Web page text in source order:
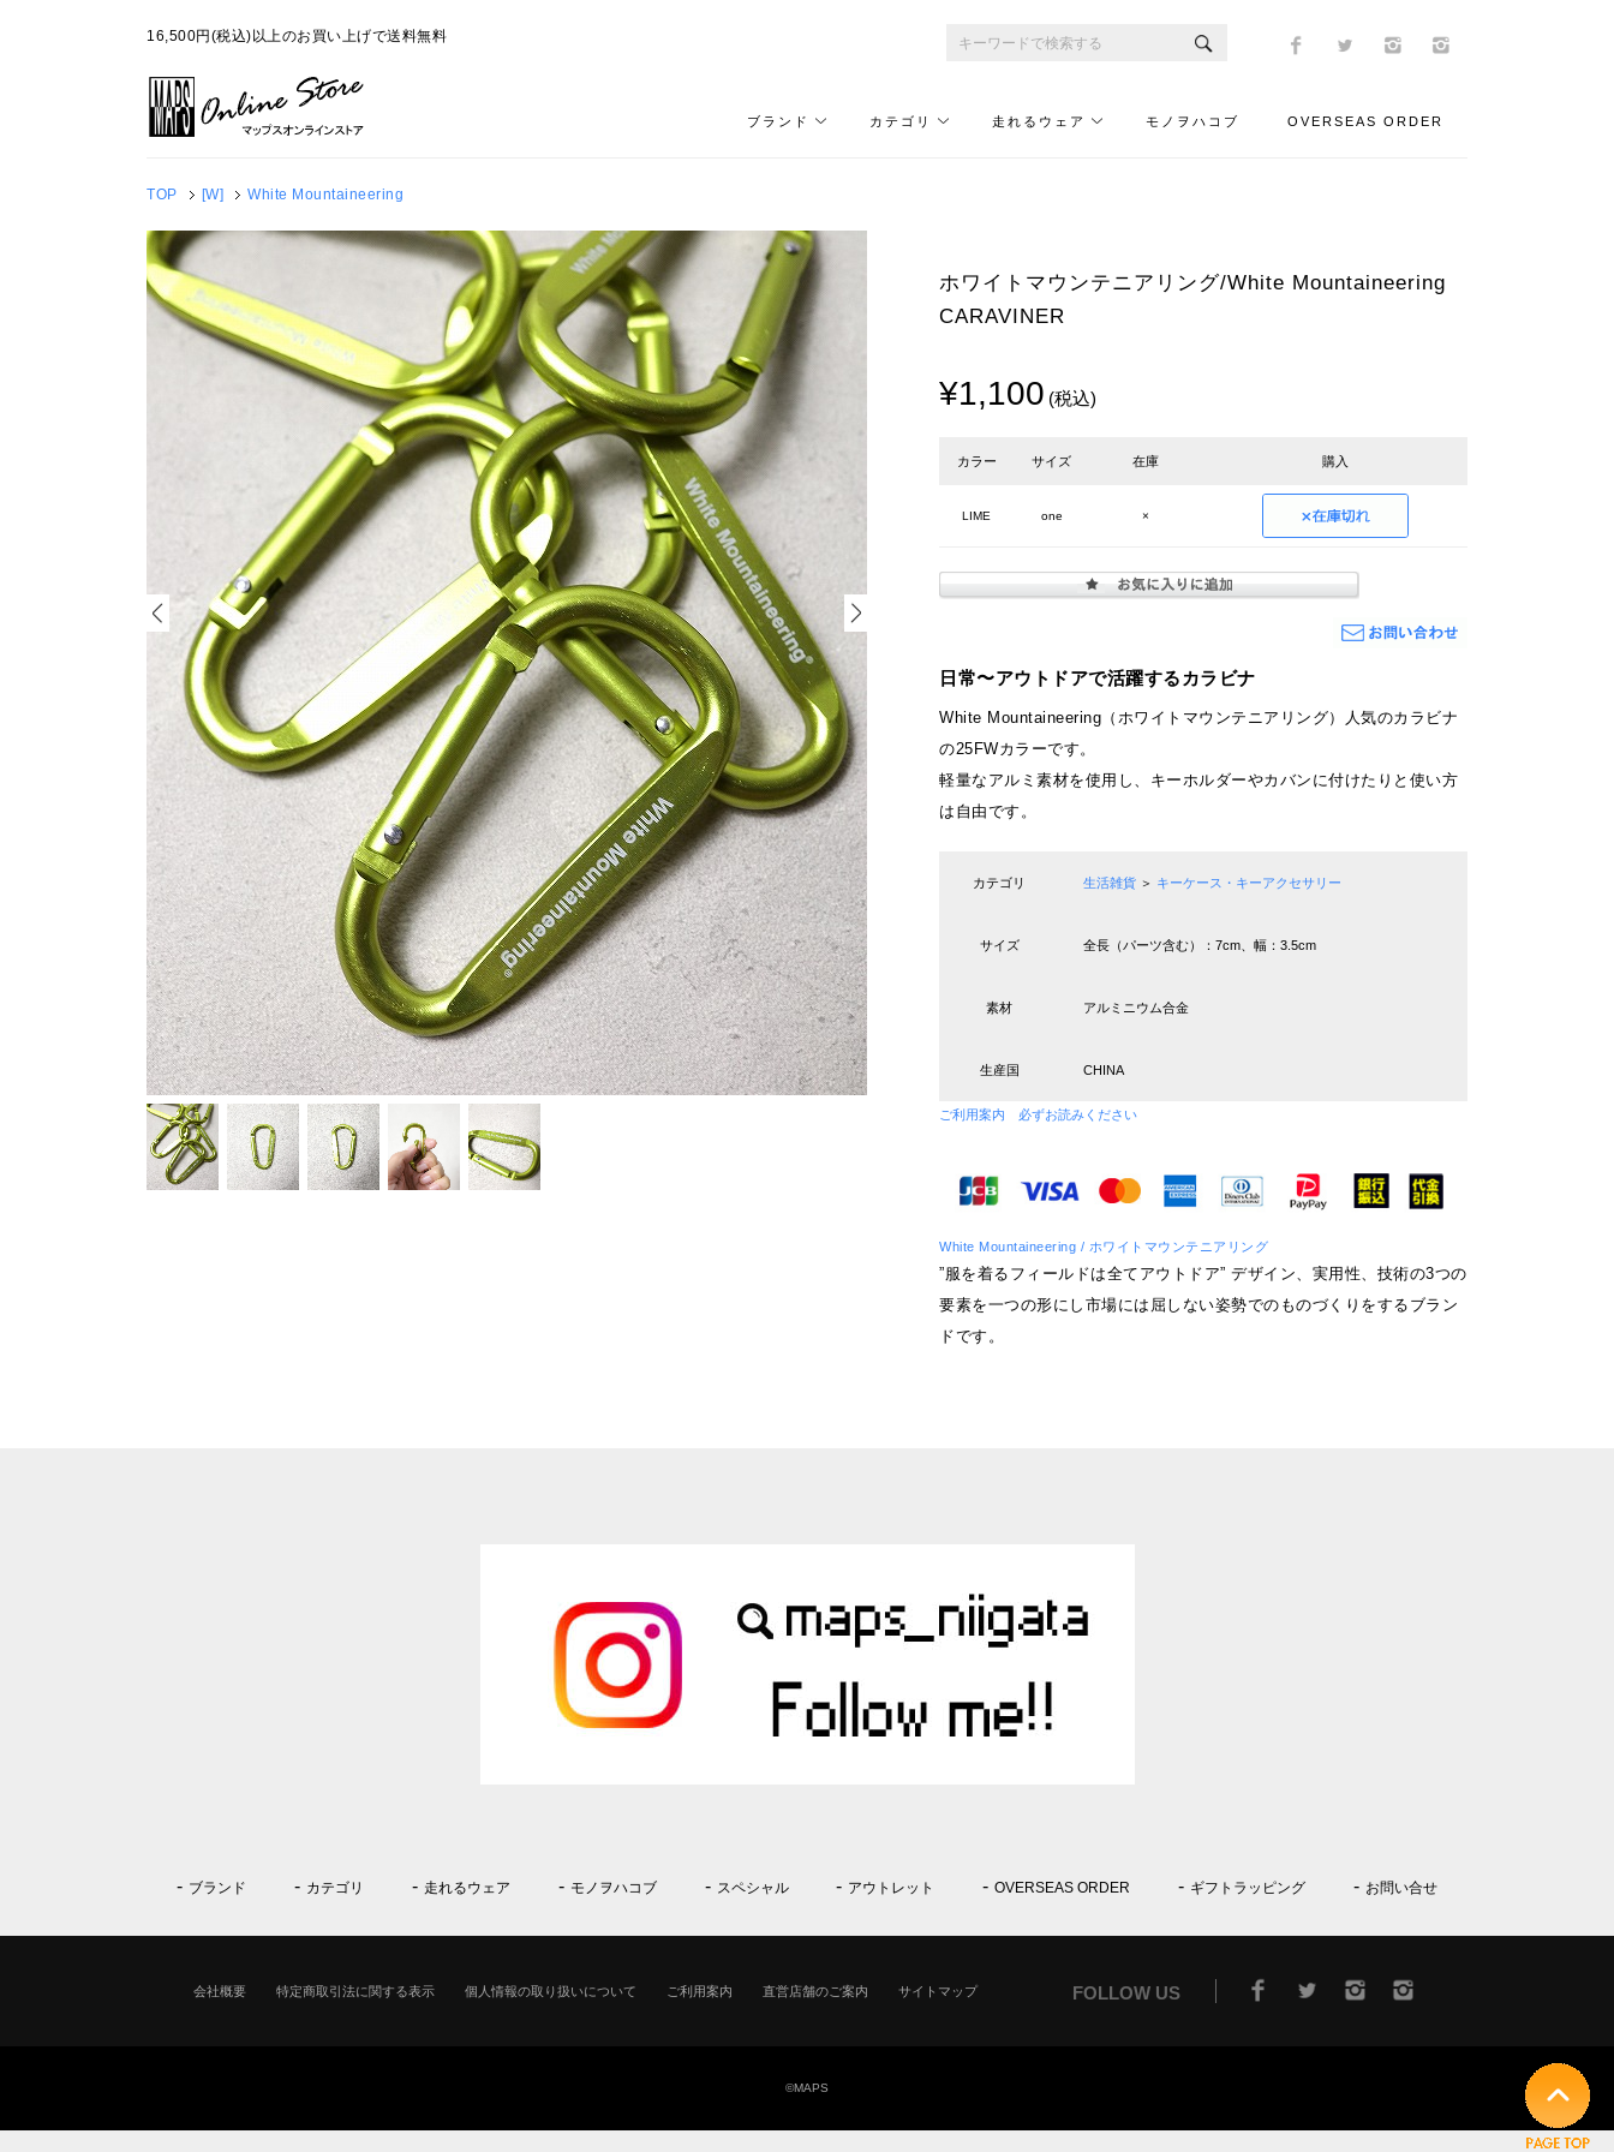
16,500円(税込)以上のお買い上げで送料無料
ブランド カテゴリ 走れるウェア モノヲハコブ OVERSEAS ORDER
TOP [W] White Mountaineering
ホワイトマウンテニアリング/White Mountaineering
CARAVINER
¥1,100 (税込)
カラー サイズ 在庫 購入
LIME one ×
日常〜アウトドアで活躍するカラビナ
White Mountaineering（ホワイトマウンテニアリング）人気のカラビナ
の25FWカラーです。
軽量なアルミ素材を使用し、キーホルダーやカバンに付けたりと使い方
は自由です。
カテゴリ 生活雑貨 ＞ キーケース・キーアクセサリー
サイズ 全長（パーツ含む）：7cm、幅：3.5cm
素材 アルミニウム合金
生産国 CHINA
ご利用案内 必ずお読みください
White Mountaineering / ホワイトマウンテニアリング
”服を着るフィールドは全てアウトドア” デザイン、実用性、技術の3つの
要素を一つの形にし市場には屈しない姿勢でのものづくりをするブラン
ドです。
ブランド カテゴリ 走れるウェア モノヲハコブ スペシャル アウトレット OVERSEAS ORDER ギフトラッピング お問い合せ
会社概要 特定商取引法に関する表示 個人情報の取り扱いについて ご利用案内 直営店舗のご案内 サイトマップ FOLLOW US
©MAPS